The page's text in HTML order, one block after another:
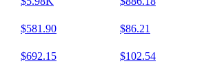
$581.90 $86.21
$692.15 $102.54